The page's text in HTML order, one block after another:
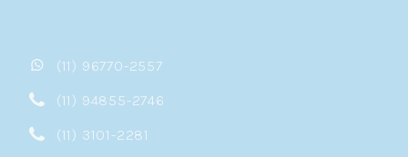
(11) 96770-2557
(11) 94855-2746
(11) 3101-2281